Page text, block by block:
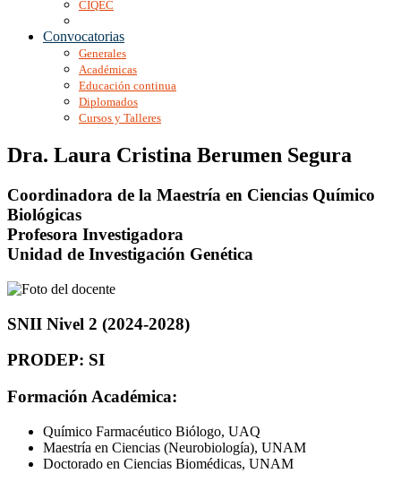
CIQEC
Convocatorias
Generales
Académicas
Educación continua
Diplomados
Cursos y Talleres
Dra. Laura Cristina Berumen Segura
Coordinadora de la Maestría en Ciencias Químico
Biológicas
Profesora Investigadora
Unidad de Investigación Genética
SNII Nivel 2 (2024-2028)
PRODEP: SI
Formación Académica:
Químico Farmacéutico Biólogo, UAQ
Maestría en Ciencias (Neurobiología), UNAM
Doctorado en Ciencias Biomédicas, UNAM